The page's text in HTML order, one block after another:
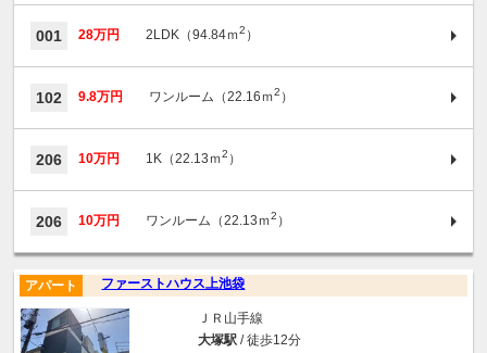
001 28万円 2LDK（94.84ｍ2 ）
102 9.8万円 ワンルーム（22.16ｍ2 ）
206 10万円 1K（22.13ｍ2 ）
206 10万円 ワンルーム（22.13ｍ2 ）
ファーストハウス上池袋
アパート
ＪＲ山手線
大塚駅/ 徒歩12分